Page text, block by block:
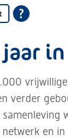
verder
en in